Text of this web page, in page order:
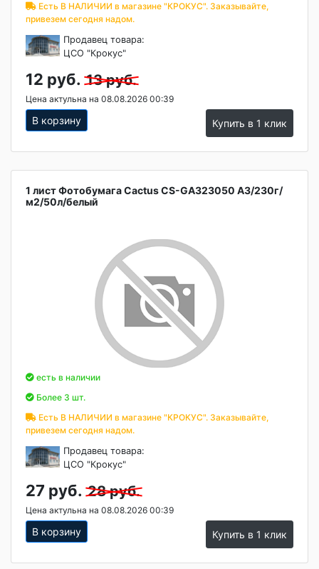
Есть В НАЛИЧИИ в магазине "КРОКУС". Заказывайте,
привезем сегодня надом.
Продавец товара:
ЦСО "Крокус"
12 руб. 13 руб.
Цена актульна на 08.08.2026 00:39
В корзину Купить в 1 клик
1 лист Фотобумага Cactus CS-GA323050 A3/230г/
м2/50л/белый
есть в наличии
Более 3 шт.
Есть В НАЛИЧИИ в магазине "КРОКУС". Заказывайте,
привезем сегодня надом.
Продавец товара:
ЦСО "Крокус"
27 руб. 28 руб.
Цена актульна на 08.08.2026 00:39
В корзину Купить в 1 клик